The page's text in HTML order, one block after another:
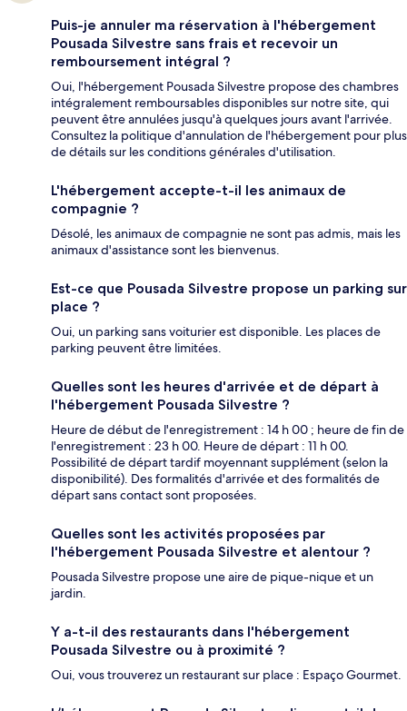
Puis-je annuler ma réservation à l'hébergement
Pousada Silvestre sans frais et recevoir un
remboursement intégral ?
Oui, l'hébergement Pousada Silvestre propose des chambres
intégralement remboursables disponibles sur notre site, qui
peuvent être annulées jusqu'à quelques jours avant l'arrivée.
Consultez la politique d'annulation de l'hébergement pour plus
de détails sur les conditions générales d'utilisation.
L'hébergement accepte-t-il les animaux de
compagnie ?
Désolé, les animaux de compagnie ne sont pas admis, mais les
animaux d'assistance sont les bienvenus.
Est-ce que Pousada Silvestre propose un parking sur
place ?
Oui, un parking sans voiturier est disponible. Les places de
parking peuvent être limitées.
Quelles sont les heures d'arrivée et de départ à
l'hébergement Pousada Silvestre ?
Heure de début de l'enregistrement : 14 h 00 ; heure de fin de
l'enregistrement : 23 h 00. Heure de départ : 11 h 00.
Possibilité de départ tardif moyennant supplément (selon la
disponibilité). Des formalités d'arrivée et des formalités de
départ sans contact sont proposées.
Quelles sont les activités proposées par
l'hébergement Pousada Silvestre et alentour ?
Pousada Silvestre propose une aire de pique-nique et un
jardin.
Y a-t-il des restaurants dans l'hébergement
Pousada Silvestre ou à proximité ?
Oui, vous trouverez un restaurant sur place : Espaço Gourmet.